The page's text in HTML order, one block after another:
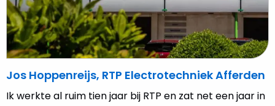
Jos Hoppenreijs, RTP Electrotechniek Afferden
Ik werkte al ruim tien jaar bij RTP en zat net een jaar in